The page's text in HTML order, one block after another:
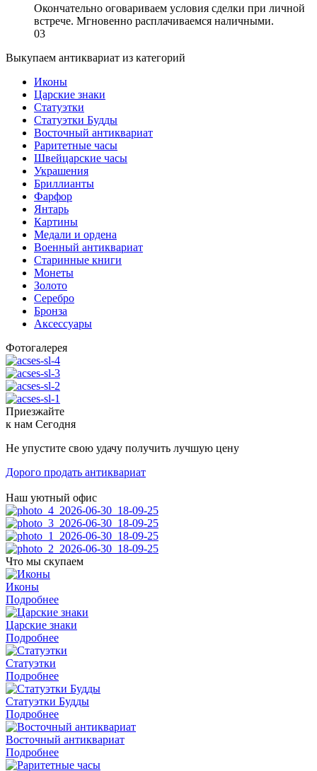
Окончательно оговариваем условия сделки при личной
встрече. Мгновенно расплачиваемся наличными.
03
Выкупаем антиквариат из категорий
Иконы
Царские знаки
Статуэтки
Статуэтки Будды
Восточный антиквариат
Раритетные часы
Швейцарские часы
Украшения
Бриллианты
Фарфор
Янтарь
Картины
Медали и ордена
Военный антиквариат
Старинные книги
Монеты
Золото
Серебро
Бронза
Аксессуары
Фотогалерея
Приезжайте
к нам Сегодня
Не упустите свою удачу получить лучшую цену
Дорого продать антиквариат
Наш уютный офис
Что мы скупаем
Иконы
Подробнее
Царские знаки
Подробнее
Статуэтки
Подробнее
Статуэтки Будды
Подробнее
Восточный антиквариат
Подробнее